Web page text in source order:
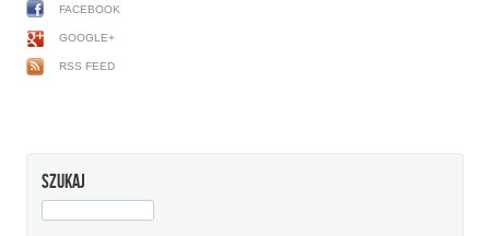
FACEBOOK
GOOGLE+
RSS FEED
SZUKAJ
SZUKAJ: